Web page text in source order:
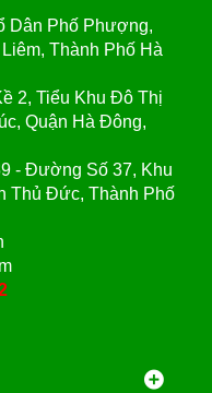
Dân Phố Phượng,
Thành Phố Hà
2, Tiểu Khu Đô Thị
Quận Hà Đông,
- Đường Số 37, Khu
Thủ Đức, Thành Phố